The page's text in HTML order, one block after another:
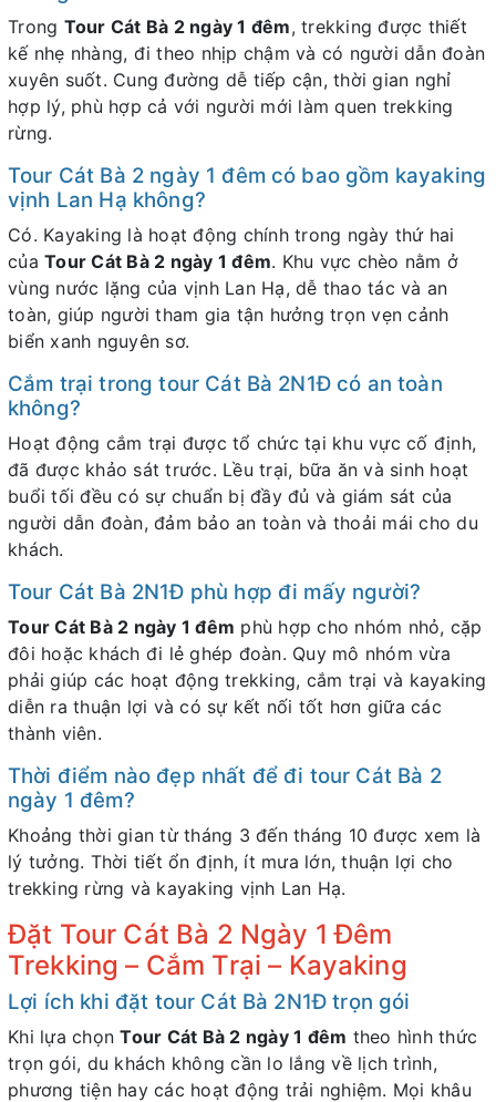
Trong Tour Cát Bà 2 ngày 1 đêm, trekking được thiết
kế nhẹ nhàng, đi theo nhịp chậm và có người dẫn đoàn
xuyên suốt. Cung đường dễ tiếp cận, thời gian nghỉ
hợp lý, phù hợp cả với người mới làm quen trekking
rừng.
Tour Cát Bà 2 ngày 1 đêm có bao gồm kayaking
vịnh Lan Hạ không?
Có. Kayaking là hoạt động chính trong ngày thứ hai
của Tour Cát Bà 2 ngày 1 đêm. Khu vực chèo nằm ở
vùng nước lặng của vịnh Lan Hạ, dễ thao tác và an
toàn, giúp người tham gia tận hưởng trọn vẹn cảnh
biển xanh nguyên sơ.
Cắm trại trong tour Cát Bà 2N1Đ có an toàn
không?
Hoạt động cắm trại được tổ chức tại khu vực cố định,
đã được khảo sát trước. Lều trại, bữa ăn và sinh hoạt
buổi tối đều có sự chuẩn bị đầy đủ và giám sát của
người dẫn đoàn, đảm bảo an toàn và thoải mái cho du
khách.
Tour Cát Bà 2N1Đ phù hợp đi mấy người?
Tour Cát Bà 2 ngày 1 đêm phù hợp cho nhóm nhỏ, cặp
đôi hoặc khách đi lẻ ghép đoàn. Quy mô nhóm vừa
phải giúp các hoạt động trekking, cắm trại và kayaking
diễn ra thuận lợi và có sự kết nối tốt hơn giữa các
thành viên.
Thời điểm nào đẹp nhất để đi tour Cát Bà 2
ngày 1 đêm?
Khoảng thời gian từ tháng 3 đến tháng 10 được xem là
lý tưởng. Thời tiết ổn định, ít mưa lớn, thuận lợi cho
trekking rừng và kayaking vịnh Lan Hạ.
Đặt Tour Cát Bà 2 Ngày 1 Đêm
Trekking – Cắm Trại – Kayaking
Lợi ích khi đặt tour Cát Bà 2N1Đ trọn gói
Khi lựa chọnTour Cát Bà 2 ngày 1 đêm theo hình thức
trọn gói, du khách không cần lo lắng về lịch trình,
phương tiện hay các hoạt động trải nghiệm. Mọi khâu